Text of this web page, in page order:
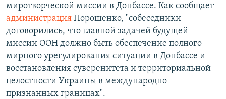
миротворческой миссии в Донбассе. Как сообщает
администрация Порошенко, "собеседники
договорились, что главной задачей будущей
миссии ООН должно быть обеспечение полного
мирного урегулирования ситуации в Донбассе и
восстановления суверенитета и территориальной
целостности Украины в международно
признанных границах".